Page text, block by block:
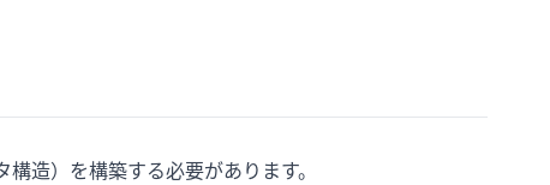
造）を構築する必要があります。